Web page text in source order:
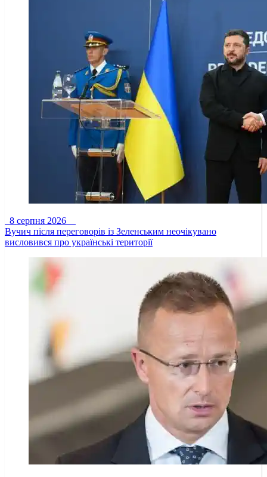
8 серпня 2026
Вучич після переговорів із Зеленським неочікувано
висловився про українські території